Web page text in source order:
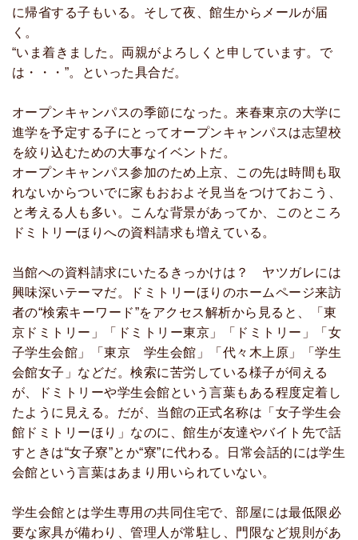
に帰省する子もいる。そして夜、館生からメールが届
く。
“いま着きました。両親がよろしくと申しています。で
は・・・”。といった具合だ。
オープンキャンパスの季節になった。来春東京の大学に
進学を予定する子にとってオープンキャンパスは志望校
を絞り込むための大事なイベントだ。
オープンキャンパス参加のため上京、この先は時間も取
れないからついでに家もおおよそ見当をつけておこう、
と考える人も多い。こんな背景があってか、このところ
ドミトリーほりへの資料請求も増えている。
当館への資料請求にいたるきっかけは？ ヤツガレには
興味深いテーマだ。ドミトリーほりのホームページ来訪
者の“検索キーワード”をアクセス解析から見ると、「東
京ドミトリー」「ドミトリー東京」「ドミトリー」「女
子学生会館」「東京 学生会館」「代々木上原」「学生
会館女子」などだ。検索に苦労している様子が伺える
が、ドミトリーや学生会館という言葉もある程度定着し
たように見える。だが、当館の正式名称は「女子学生会
館ドミトリーほり」なのに、館生が友達やバイト先で話
すときは“女子寮”とか“寮”に代わる。日常会話的には学生
会館という言葉はあまり用いられていない。
学生会館とは学生専用の共同住宅で、部屋には最低限必
要な家具が備わり、管理人が常駐し、門限など規則があ